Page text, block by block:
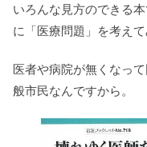
いろんな見方のできる
に「医療問題」を考え
医者や病院が無くなっ
般市民なんですから。